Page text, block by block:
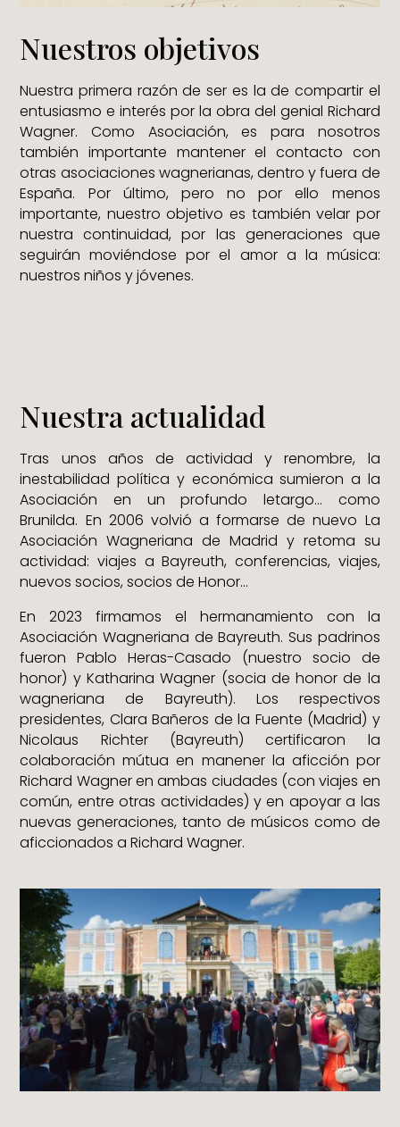
Nuestros objetivos
Nuestra primera razón de ser es la de compartir el
entusiasmo e interés por la obra del genial Richard
Wagner. Como Asociación, es para nosotros
también importante mantener el contacto con
otras asociaciones wagnerianas, dentro y fuera de
España. Por último, pero no por ello menos
importante, nuestro objetivo es también velar por
nuestra continuidad, por las generaciones que
seguirán moviéndose por el amor a la música:
nuestros niños y jóvenes.
Nuestra actualidad
Tras unos años de actividad y renombre, la
inestabilidad política y económica sumieron a la
Asociación en un profundo letargo… como
Brunilda. En 2006 volvió a formarse de nuevo La
Asociación Wagneriana de Madrid y retoma su
actividad: viajes a Bayreuth, conferencias, viajes,
nuevos socios, socios de Honor…
En 2023 firmamos el hermanamiento con la
Asociación Wagneriana de Bayreuth. Sus padrinos
fueron Pablo Heras-Casado (nuestro socio de
honor) y Katharina Wagner (socia de honor de la
wagneriana de Bayreuth). Los respectivos
presidentes, Clara Bañeros de la Fuente (Madrid) y
Nicolaus Richter (Bayreuth) certificaron la
colaboración mútua en manener la aficción por
Richard Wagner en ambas ciudades (con viajes en
común, entre otras actividades) y en apoyar a las
nuevas generaciones, tanto de músicos como de
aficcionados a Richard Wagner.